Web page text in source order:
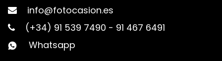
info@fotocasion.es
(+34) 91 539 7490 - 91 467 6491
Whatsapp